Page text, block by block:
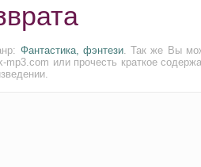
Фантастика, фэнтези. Так же Вы
или прочесть краткое